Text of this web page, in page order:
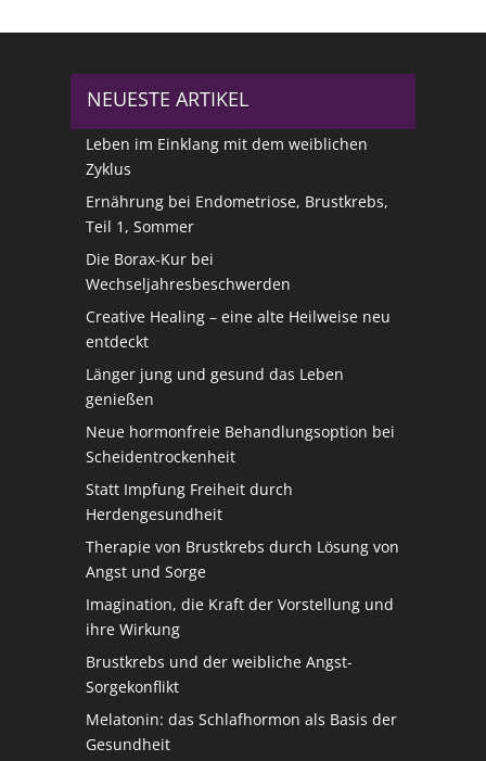
NEUESTE ARTIKEL
Leben im Einklang mit dem weiblichen
Zyklus
Ernährung bei Endometriose, Brustkrebs,
Teil 1, Sommer
Die Borax-Kur bei
Wechseljahresbeschwerden
Creative Healing – eine alte Heilweise neu
entdeckt
Länger jung und gesund das Leben
genießen
Neue hormonfreie Behandlungsoption bei
Scheidentrockenheit
Statt Impfung Freiheit durch
Herdengesundheit
Therapie von Brustkrebs durch Lösung von
Angst und Sorge
Imagination, die Kraft der Vorstellung und
ihre Wirkung
Brustkrebs und der weibliche Angst-
Sorgekonflikt
Melatonin: das Schlafhormon als Basis der
Gesundheit